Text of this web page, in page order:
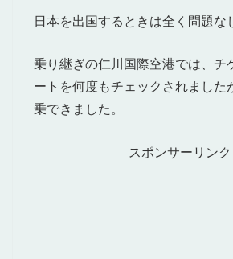
日本を出国するときは全く問題な
乗り継ぎの仁川国際空港では、チ
ートを何度もチェックされました
乗できました。
スポンサーリンク